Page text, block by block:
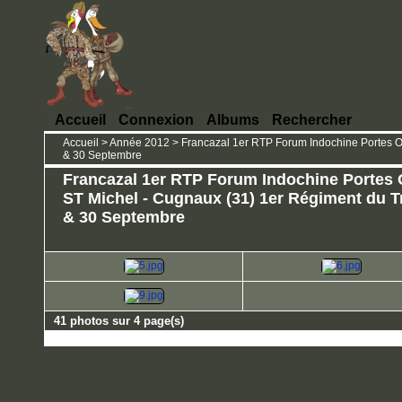
Accueil Connexion Albums Rechercher
Accueil >Année 2012 > Francazal 1er RTP Forum Indochine Portes
& 30 Septembre
Francazal 1er RTP Forum Indochine Portes
ST Michel - Cugnaux (31) 1er Régiment du
& 30 Septembre
41 photos sur 4 page(s)